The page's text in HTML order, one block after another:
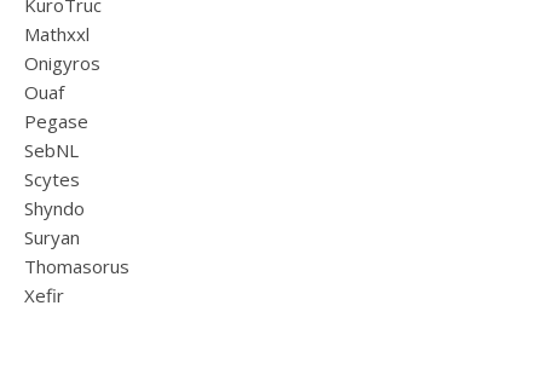
KuroTruc
Mathxxl
Onigyros
Ouaf
Pegase
SebNL
Scytes
Shyndo
Suryan
Thomasorus
Xefir